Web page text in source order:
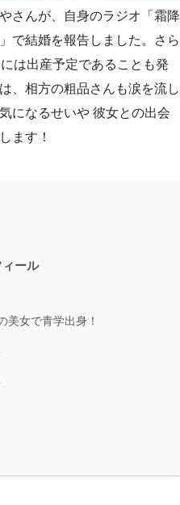
さんが、自身のラジオ「霜降
で結婚を報告しました。さら
は出産予定であることも発
、相方の粗品さんも涙を流し
になるせいや 彼女との出会
ます！
ール
美女で青学出身！